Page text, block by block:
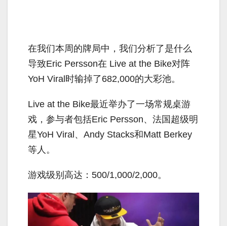
在我们本周的牌局中，我们分析了是什么
导致Eric Persson在 Live at the Bike对阵
YoH Viral时输掉了682,000的大彩池。
Live at the Bike最近举办了一场常规桌游
戏，参与者包括Eric Persson、法国超级明
星YoH Viral、Andy Stacks和Matt Berkey
等人。
游戏级别高达：500/1,000/2,000。